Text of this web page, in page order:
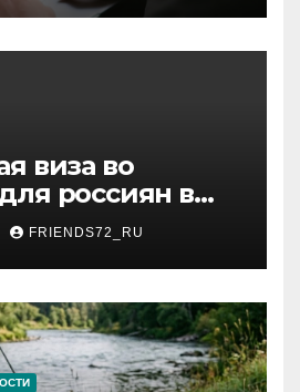
виза во
россиян в
от 3 дней
FRIENDS72_RU